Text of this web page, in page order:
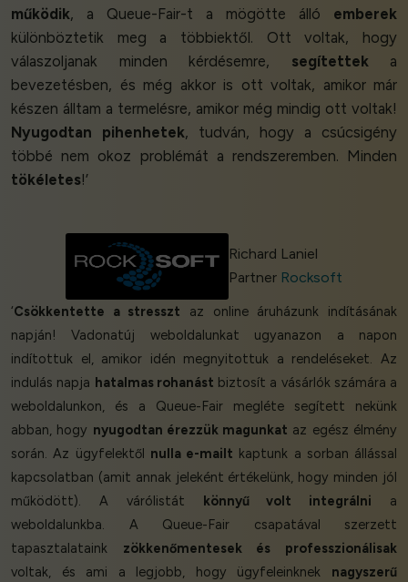
működik, a Queue-Fair-t a mögötte álló emberek
különböztetik meg a többiektől. Ott voltak, hogy
válaszoljanak minden kérdésemre, segítettek a
bevezetésben, és még akkor is ott voltak, amikor már
készen álltam a termelésre, amikor még mindig ott voltak!
Nyugodtan pihenhetek, tudván, hogy a csúcsigény
többé nem okoz problémát a rendszeremben. Minden
tökéletes!’
Richard Laniel
Partner Rocksoft
‘Csökkentette a stresszt az online áruházunk indításának
napján! Vadonatúj weboldalunkat ugyanazon a napon
indítottuk el, amikor idén megnyitottuk a rendeléseket. Az
indulás napja hatalmas rohanást biztosít a vásárlók számára a
weboldalunkon, és a Queue-Fair megléte segített nekünk
abban, hogy nyugodtan érezzük magunkat az egész élmény
során. Az ügyfelektől nulla e-mailt kaptunk a sorban állással
kapcsolatban (amit annak jeleként értékelünk, hogy minden jól
működött). A várólistát könnyű volt integrálni a
weboldalunkba. A Queue-Fair csapatával szerzett
tapasztalataink zökkenőmentesek és professzionálisak
voltak, és ami a legjobb, hogy ügyfeleinknek nagyszerű